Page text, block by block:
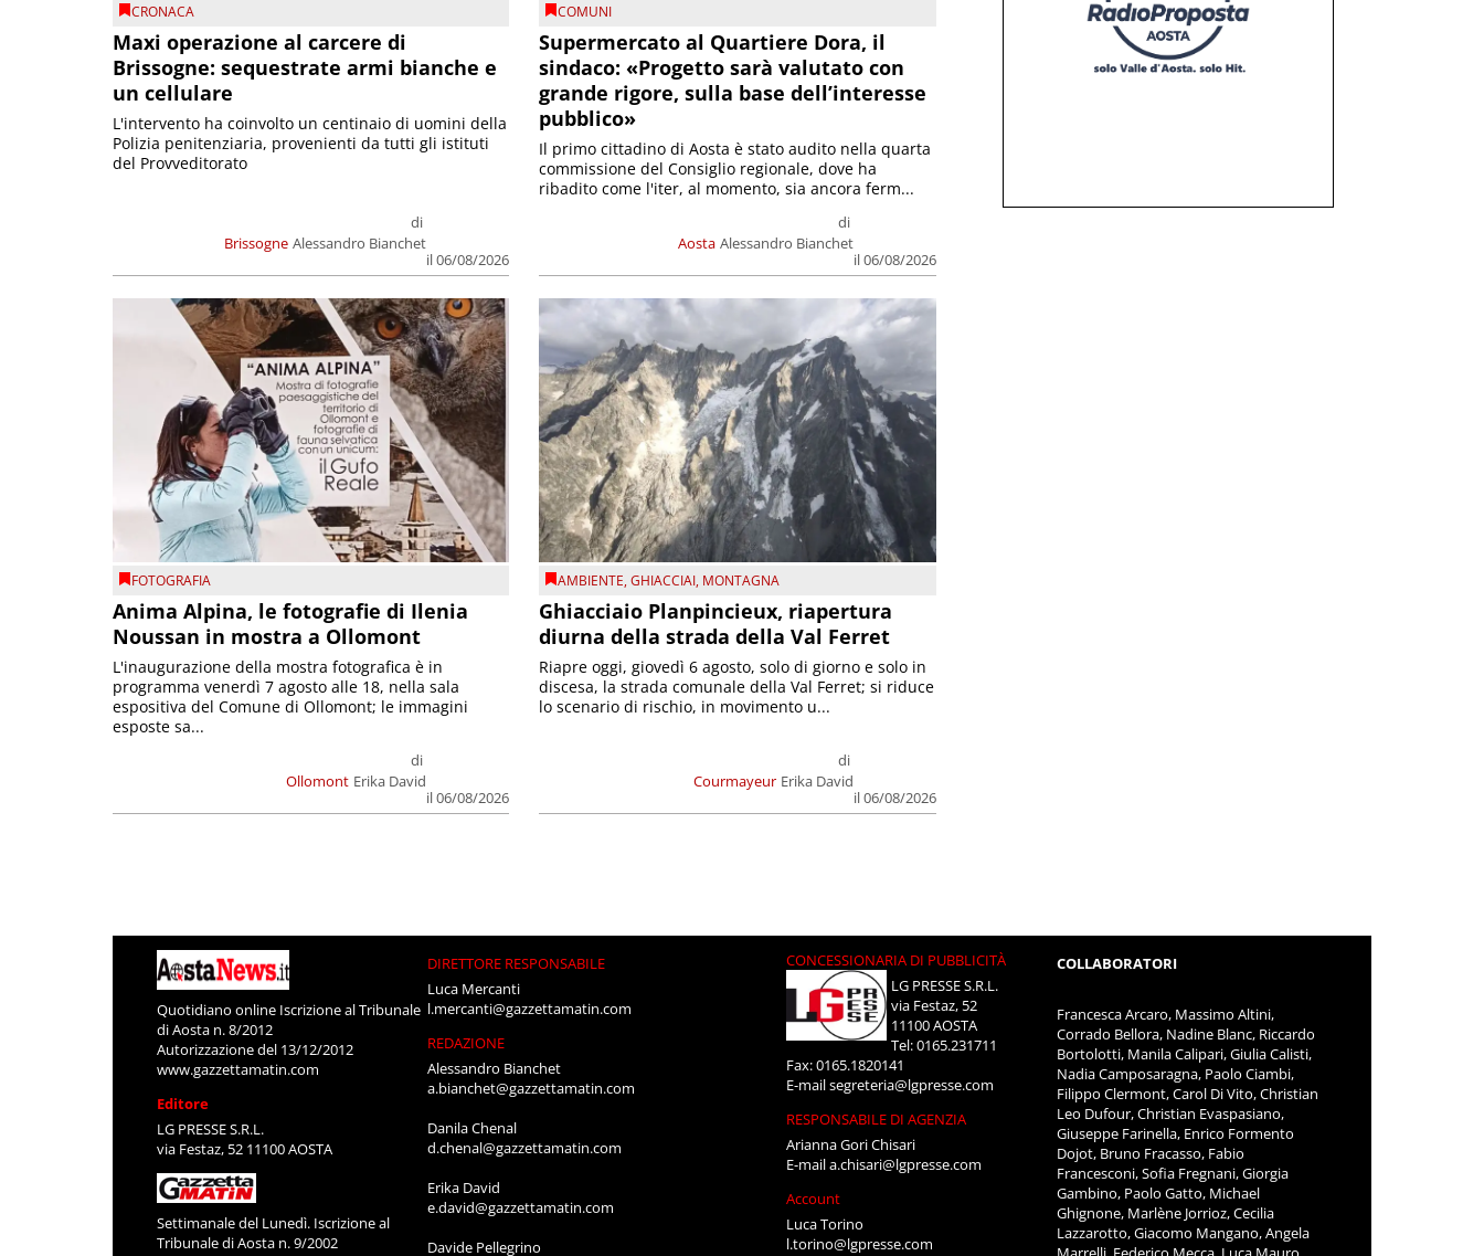
CRONACA
Maxi operazione al carcere di
Brissogne: sequestrate armi bianche e
un cellulare
Brissogne
di
Alessandro Bianchet
il 06/08/2026
L'intervento ha coinvolto un centinaio di uomini della
Polizia penitenziaria, provenienti da tutti gli istituti
del Provveditorato
COMUNI
Supermercato al Quartiere Dora, il
sindaco: «Progetto sarà valutato con
grande rigore, sulla base dell’interesse
pubblico»
Aosta
di
Alessandro Bianchet
il 06/08/2026
Il primo cittadino di Aosta è stato audito nella quarta
commissione del Consiglio regionale, dove ha
ribadito come l'iter, al momento, sia ancora ferm...
FOTOGRAFIA
Anima Alpina, le fotografie di Ilenia
Noussan in mostra a Ollomont
Ollomont
di
Erika David
il 06/08/2026
L'inaugurazione della mostra fotografica è in
programma venerdì 7 agosto alle 18, nella sala
espositiva del Comune di Ollomont; le immagini
esposte sa...
AMBIENTE,GHIACCIAI, MONTAGNA
Ghiacciaio Planpincieux, riapertura
diurna della strada della Val Ferret
Courmayeur
di
Erika David
il 06/08/2026
Riapre oggi, giovedì 6 agosto, solo di giorno e solo in
discesa, la strada comunale della Val Ferret; si riduce
lo scenario di rischio, in movimento u...
Quotidiano online Iscrizione al Tribunale
di Aosta n. 8/2012
Autorizzazione del 13/12/2012
www.gazzettamatin.com
Editore
LG PRESSE S.R.L.
via Festaz, 52 11100 AOSTA
Settimanale del Lunedì. Iscrizione al
Tribunale di Aosta n. 9/2002
DIRETTORE RESPONSABILE
Luca Mercanti
l.mercanti@gazzettamatin.com
REDAZIONE
Alessandro Bianchet
a.bianchet@gazzettamatin.com
Danila Chenal
d.chenal@gazzettamatin.com
Erika David
e.david@gazzettamatin.com
Davide Pellegrino
CONCESSIONARIA DI PUBBLICITÀ
LG PRESSE S.R.L.
via Festaz, 52
11100 AOSTA
Tel: 0165.231711
Fax: 0165.1820141
E-mailsegreteria@lgpresse.com
RESPONSABILE DI AGENZIA
Arianna Gori Chisari
E-maila.chisari@lgpresse.com
Account
Luca Torino
l.torino@lgpresse.com
COLLABORATORI
Francesca Arcaro, Massimo Altini,
Corrado Bellora, Nadine Blanc, Riccardo
Bortolotti, Manila Calipari, Giulia Calisti,
Nadia Camposaragna, Paolo Ciambi,
Filippo Clermont, Carol Di Vito, Christian
Leo Dufour, Christian Evaspasiano,
Giuseppe Farinella, Enrico Formento
Dojot, Bruno Fracasso, Fabio
Francesconi, Sofia Fregnani, Giorgia
Gambino, Paolo Gatto, Michael
Ghignone, Marlène Jorrioz, Cecilia
Lazzarotto, Giacomo Mangano, Angela